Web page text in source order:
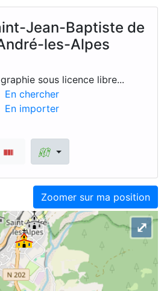
Jean-Baptiste de
les-Alpes
sous licence libre...
En chercher
En importer
Zoomer sur ma position
⤢